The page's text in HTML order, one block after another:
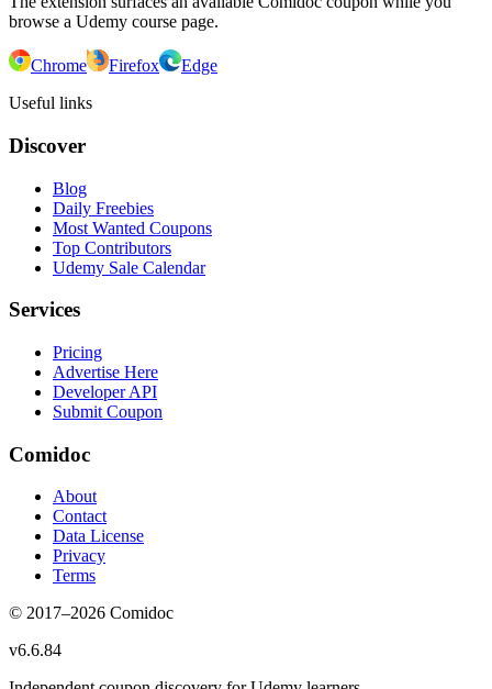
browse a Udemy course page.
Chrome Firefox
Edge
Useful links
Discover
Blog
Daily Freebies
Most Wanted Coupons
Top Contributors
Udemy Sale Calendar
Services
Pricing
Advertise Here
Developer API
Submit Coupon
Comidoc
About
Contact
Data License
Privacy
Terms
© 2017–2026 Comidoc
v6.6.84